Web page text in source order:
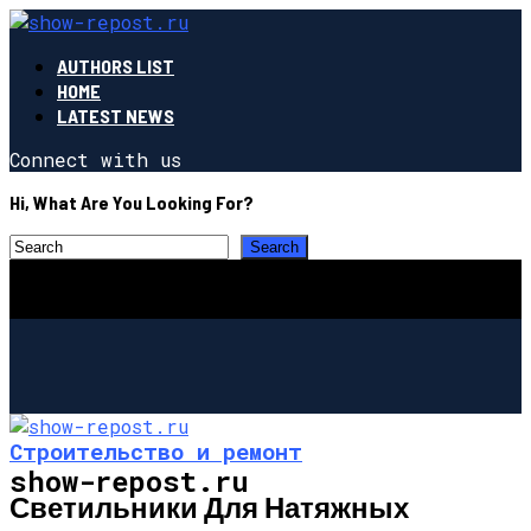
AUTHORS LIST
HOME
LATEST NEWS
Connect with us
Hi, What Are You Looking For?
show-repost.ru
Строительство и ремонт
Светильники Для Натяжных